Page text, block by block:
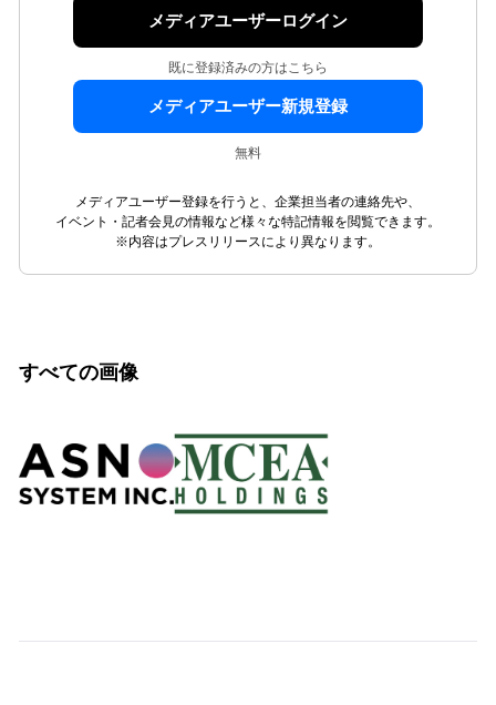
メディアユーザーログイン
既に登録済みの方はこちら
メディアユーザー新規登録
無料
メディアユーザー登録を行うと、企業担当者の連絡先や、
イベント・記者会見の情報など様々な特記情報を閲覧できます。
※内容はプレスリリースにより異なります。
すべての画像